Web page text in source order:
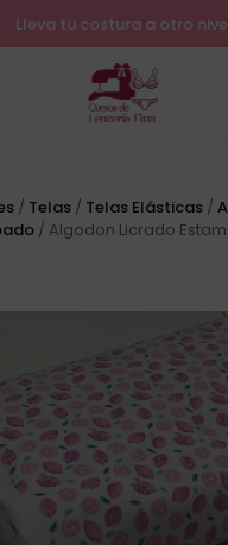
Lleva tu costura a otro
/ Telas / Telas Elásticas /
/ Algodon Licrado